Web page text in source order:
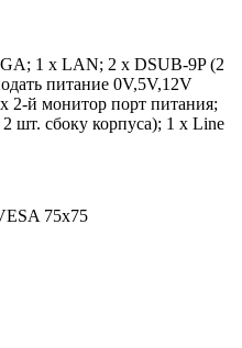
1 х LAN; 2 х DSUB-9P (2
питание 0V,5V,12V
2-й монитор порт питания;
шт. сбоку корпуса); 1 х Line
75x75